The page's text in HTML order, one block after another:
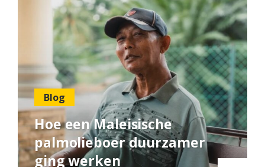
Blog
Hoe een Maleisische
palmolieboer duurzamer
ging werken